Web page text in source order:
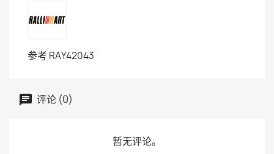
参考 RAY42043
评论 (0)
暂无评论。